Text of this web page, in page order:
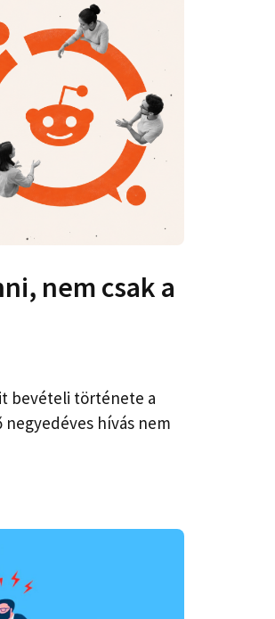
nem csak a
bevételi története a
hívás nem